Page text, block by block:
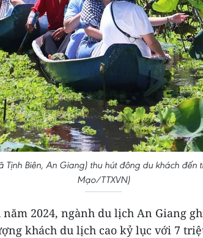
Tịnh Biên, An Giang) thu hút đông du khách
Mạo/TTXVN)
năm 2024, ngành du lịch An Giang
khách du lịch cao kỷ lục với 7